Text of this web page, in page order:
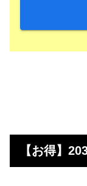
【お得】